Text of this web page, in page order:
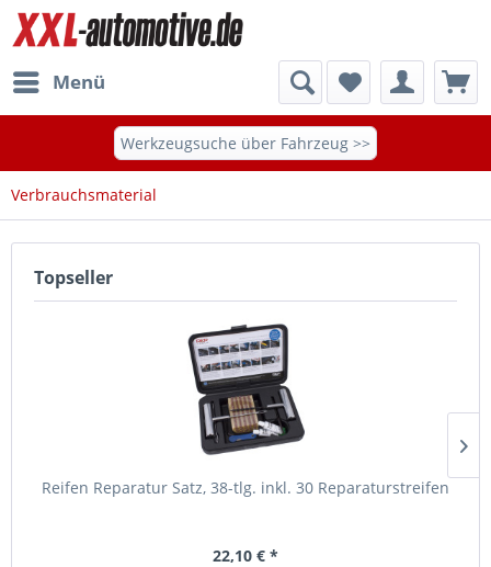
Menü
Werkzeugsuche über Fahrzeug >>
Verbrauchsmaterial
Topseller
Reifen Reparatur Satz, 38-tlg. inkl. 30 Reparaturstreifen
22,10 € *